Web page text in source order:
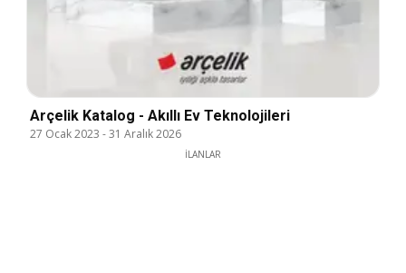
Arçelik Katalog - Akıllı Ev Teknolojileri
27 Ocak 2023 -31 Aralık 2026
İLANLAR